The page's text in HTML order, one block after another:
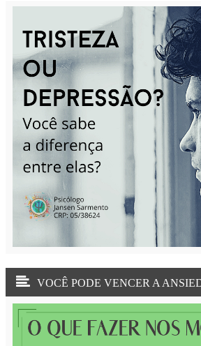
VOCÊ PODE VENCER A